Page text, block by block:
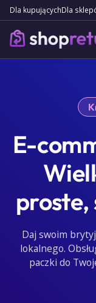
Dla kupującychDla
E-
proste,
Daj swoim
lokalnego.
paczki do